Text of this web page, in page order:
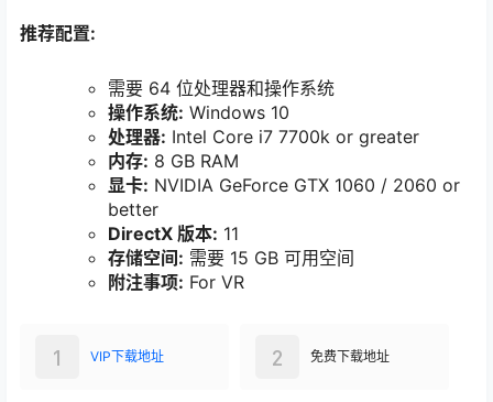
推荐配置:
需要 64 位处理器和操作系统
操作系统: Windows 10
处理器: Intel Core i7 7700k or greater
内存: 8 GB RAM
显卡: NVIDIA GeForce GTX 1060 / 2060 or
better
DirectX 版本: 11
存储空间: 需要 15 GB 可用空间
附注事项: For VR
VIP下载地址
1 免费下载地址
2